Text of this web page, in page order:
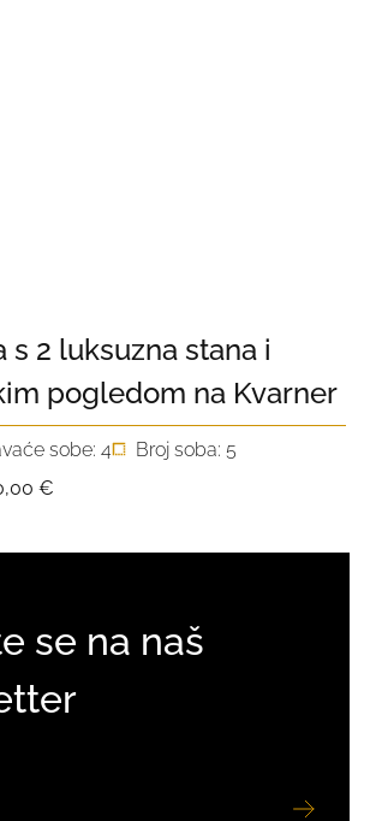
s 2 luksuzna stana i
pogledom na Kvarner
sobe: 4
Broj soba: 5
€
se na naš